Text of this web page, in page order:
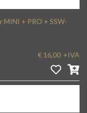
MINI + PRO + SSW-
€ 16,00 +IVA